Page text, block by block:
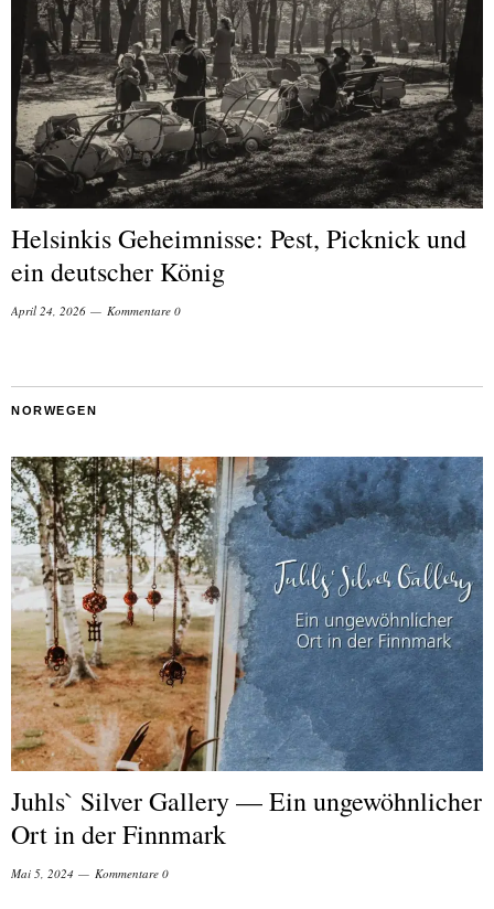
Helsinkis Geheimnisse: Pest, Picknick und
ein deutscher König
April 24, 2026 Kommentare 0
NORWEGEN
Juhls` Silver Gallery — Ein ungewöhnlicher
Ort in der Finnmark
Mai 5, 2024 Kommentare 0